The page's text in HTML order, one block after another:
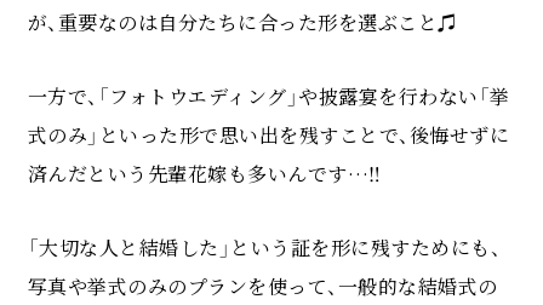
が、重要なのは自分たちに合った形を選ぶこと♫
一方で、「フォトウエディング」や披露宴を行わない「挙
式のみ」といった形で思い出を残すことで、後悔せずに
済んだという先輩花嫁も多いんです…‼
「大切な人と結婚した」という証を形に残すためにも、
写真や挙式のみのプランを使って、一般的な結婚式の